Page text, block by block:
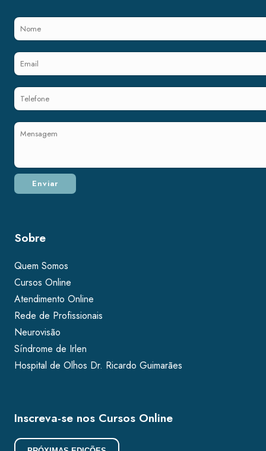
Sobre
Quem Somos
Cursos Online
Atendimento Online
Rede de Profissionais
Neurovisão
Síndrome de Irlen
Hospital de Olhos Dr. Ricardo Guimarães
Inscreva-se nos Cursos Online